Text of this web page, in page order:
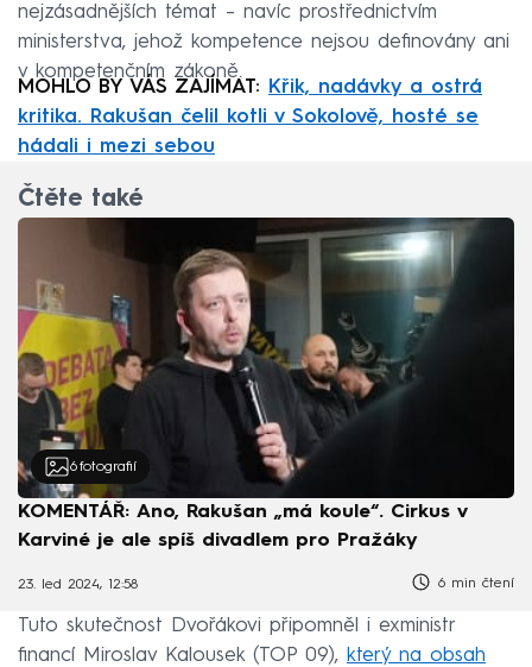
nejzásadnějších témat – navíc prostřednictvím
ministerstva, jehož kompetence nejsou definovány ani
v kompetenčním zákoně.
MOHLO BY VÁS ZAJÍMAT:
Křik, nadávky a ostrá
kritika. Rakušan čelil kotli v Sokolově, hosté se
hádali i mezi sebou
Čtěte také
6 fotografií
KOMENTÁŘ: Ano, Rakušan „má koule“. Cirkus v
Karviné je ale spíš divadlem pro Pražáky
23. led 2024, 12:58 6 min čtení
Tuto skutečnost Dvořákovi připomněl i exministr
financí Miroslav Kalousek (TOP 09), který na obsah